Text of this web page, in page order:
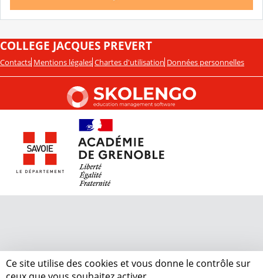
COLLEGE JACQUES PREVERT
Contacts Mentions légales Chartes d'utilisation Données personnelles
Ce site utilise des cookies et vous donne le contrôle sur